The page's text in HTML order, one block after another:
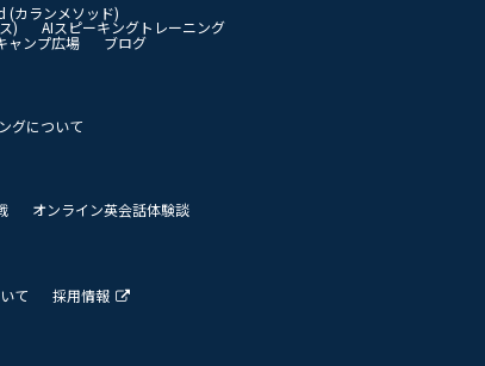
(カランメソッド)
)
AIスピーキングトレーニング
ャンプ広場 ブログ
グについて
オンライン英会話体験談
て 採用情報